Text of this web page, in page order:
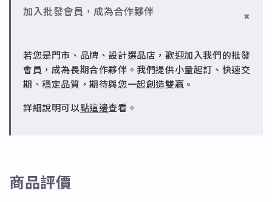
設計。
批發會員：達門檻享免運優惠，出貨時間約為2個工作
✻ 一般會員
✻ 批發會員
請聯繫 LINE 客服 @jfq1926j 協助處理。
加入批發會員，成為合作夥伴
若您是門市、品牌、設計選品店，歡迎加入我們的批發
會員，成為長期合作夥伴。我們提供小量起訂、快速交
期、穩定品質，期待與您一起創造雙贏。
詳細說明可以點這邊查看。
商品評價